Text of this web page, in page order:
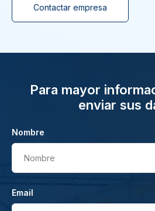
Contactar empresa
Para mayor
enviar sus
Nombre
Nombre
Email